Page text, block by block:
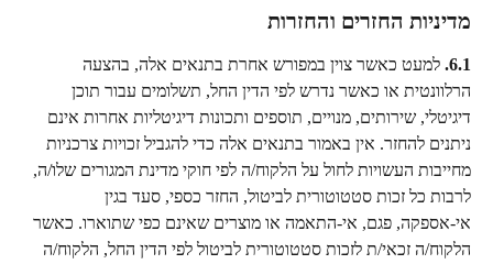
מדיניות החזרים והחזרות
6.1. למעט כאשר צוין במפורש אחרת בתנאים אלה, בהצעה
הרלוונטית או כאשר נדרש לפי הדין החל, תשלומים עבור תוכן
דיגיטלי, שירותים, מנויים, תוספים ותכונות דיגיטליות אחרות אינם
ניתנים להחזר. אין באמור בתנאים אלה כדי להגביל זכויות צרכניות
מחייבות העשויות לחול על הלקוח/ה לפי חוקי מדינת המגורים שלו/ה,
לרבות כל זכות סטטוטורית לביטול, החזר כספי, סעד בגין
אי-אספקה, פגם, אי-התאמה או מוצרים שאינם כפי שתוארו. כאשר
הלקוח/ה זכאי/ת לזכות סטטוטורית לביטול לפי הדין החל, הלקוח/ה